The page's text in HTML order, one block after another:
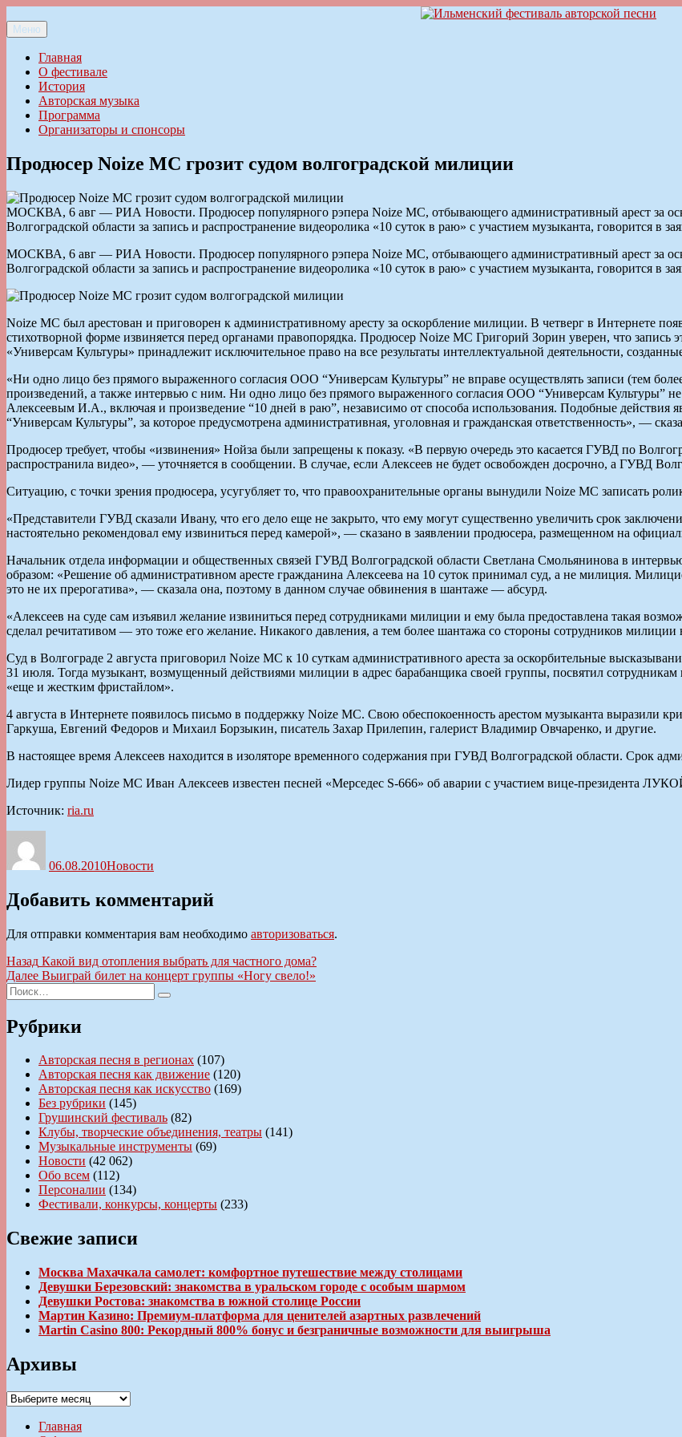
к
содержимому
Ильменский фестиваль авторской песни
Меню
Главная
О фестивале
История
Авторская музыка
Программа
Организаторы и спонсоры
Продюсер Noize MC грозит судом волгоградской милиции
МОСКВА, 6 авг — РИА Новости. Продюсер популярного рэпера Noize MC, отбывающего административный арест за
Волгоградской области за запись и распространение видеоролика «10 суток в раю» с участием музыканта, говорится в
МОСКВА, 6 авг — РИА Новости. Продюсер популярного рэпера Noize MC, отбывающего административный арест за
Волгоградской области за запись и распространение видеоролика «10 суток в раю» с участием музыканта, говорится в
Noize MC был арестован и приговорен к административному аресту за оскорбление милиции. В четверг в Интернете
стихотворной форме извиняется перед органами правопорядка. Продюсер Noize MC Григорий Зорин уверен, что запись
«Универсам Культуры» принадлежит исключительное право на все результаты интеллектуальной деятельности,
«Ни одно лицо без прямого выраженного согласия ООО “Универсам Культуры” не вправе осуществлять записи (тем
произведений, а также интервью с ним. Ни одно лицо без прямого выраженного согласия ООО “Универсам Культуры”
Алексеевым И.А., включая и произведение “10 дней в раю”, независимо от способа использования. Подобные
“Универсам Культуры”, за которое предусмотрена административная, уголовная и гражданская ответственность», —
Продюсер требует, чтобы «извинения» Нойза были запрещены к показу. «В первую очередь это касается ГУВД по
распространила видео», — уточняется в сообщении. В случае, если Алексеев не будет освобожден досрочно, а ГУВД
Ситуацию, с точки зрения продюсера, усугубляет то, что правоохранительные органы вынудили Noize MC записать
«Представители ГУВД сказали Ивану, что его дело еще не закрыто, что ему могут существенно увеличить срок
настоятельно рекомендовал ему извиниться перед камерой», — сказано в заявлении продюсера, размещенном на
Начальник отдела информации и общественных связей ГУВД Волгоградской области Светлана Смольянинова в
образом: «Решение об административном аресте гражданина Алексеева на 10 суток принимал суд, а не милиция.
это не их прерогатива», — сказала она, поэтому в данном случае обвинения в шантаже — абсурд.
«Алексеев на суде сам изъявил желание извиниться перед сотрудниками милиции и ему была предоставлена такая
сделал речитативом — это тоже его желание. Никакого давления, а тем более шантажа со стороны сотрудников
Суд в Волгограде 2 августа приговорил Noize MC к 10 суткам административного ареста за оскорбительные
31 июля. Тогда музыкант, возмущенный действиями милиции в адрес барабанщика своей группы, посвятил
«еще и жестким фристайлом».
4 августа в Интернете появилось письмо в поддержку Noize MC. Свою обеспокоенность арестом музыканта выразили
Гаркуша, Евгений Федоров и Михаил Борзыкин, писатель Захар Прилепин, галерист Владимир Овчаренко, и другие.
В настоящее время Алексеев находится в изоляторе временного содержания при ГУВД Волгоградской области. Срок
Лидер группы Noize MC Иван Алексеев известен песней «Мерседес S-666» об аварии с участием вице-президента
Источник: ria.ru
06.08.2010Новости
Добавить комментарий
Для отправки комментария вам необходимо авторизоваться.
Навигация
по
записям
Назад Предыдущая
запись:
Какой вид отопления выбрать для частного дома?
Далее Следующая
Выиграй билет на концерт группы «Ногу свело!»
Искать:
Поиск
Рубрики
Авторская песня в регионах (107)
Авторская песня как движение (120)
Авторская песня как искусство (169)
Без рубрики (145)
Грушинский фестиваль (82)
Клубы, творческие объединения, театры (141)
Музыкальные инструменты (69)
Новости (42 062)
Обо всем (112)
Персоналии (134)
Фестивали, конкурсы, концерты (233)
Свежие записи
Москва Махачкала самолет: комфортное путешествие между столицами
Девушки Березовский: знакомства в уральском городе с особым шармом
Девушки Ростова: знакомства в южной столице России
Мартин Казино: Премиум-платформа для ценителей азартных развлечений
Martin Casino 800: Рекордный 800% бонус и безграничные возможности для выигрыша
Архивы
Архивы
Главная